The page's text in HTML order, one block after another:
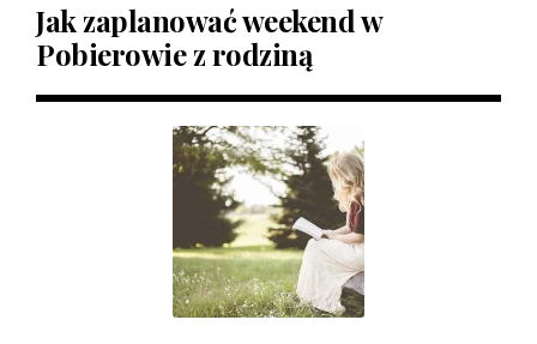
Jak zaplanować weekend w
Pobierowie z rodziną